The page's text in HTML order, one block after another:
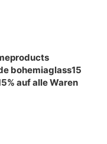
bohemiaglass15
auf alle Waren